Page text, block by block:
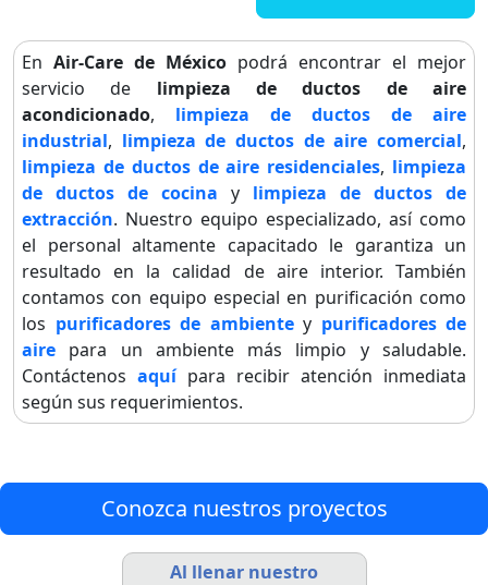
En Air-Care de México podrá encontrar el mejor
servicio de limpieza de ductos de aire
acondicionado, limpieza de ductos de aire
industrial, limpieza de ductos de aire comercial,
limpieza de ductos de aire residenciales, limpieza
de ductos de cocina y limpieza de ductos de
extracción. Nuestro equipo especializado, así como
el personal altamente capacitado le garantiza un
resultado en la calidad de aire interior. También
contamos con equipo especial en purificación como
los purificadores de ambientey purificadores de
aire para un ambiente más limpio y saludable.
Contáctenos aquípara recibir atención inmediata
según sus requerimientos.
Conozca nuestros proyectos
Al llenar nuestro